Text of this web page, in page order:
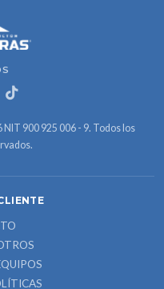
900 925 006 - 9. Todos los